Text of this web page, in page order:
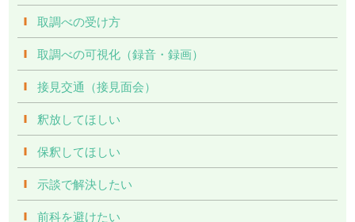
取調べの受け方
取調べの可視化（録音・録画）
接見交通（接見面会）
釈放してほしい
保釈してほしい
示談で解決したい
前科を避けたい